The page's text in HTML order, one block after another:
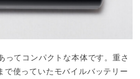
ってコンパクトな本体です。重さ
で使っていたモバイルバッテリー